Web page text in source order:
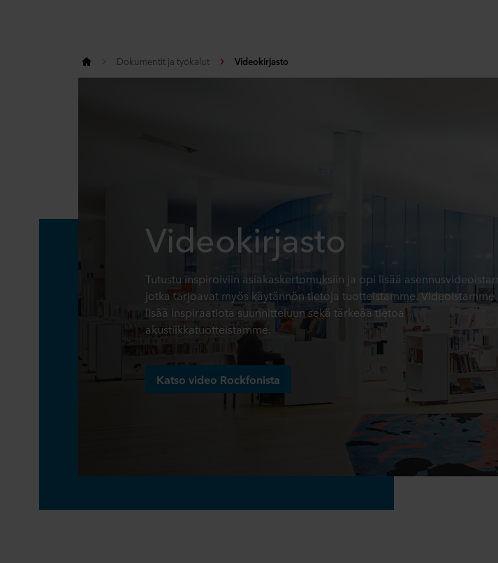
Dokumentit ja työkalut Videokirjasto
Videokirjasto
Tutustu inspiroiviin asiakaskertomuksiin ja opi lisää
jotka tarjoavat myös käytännön tietoja tuotteistamme. Videoistamme
lisää inspiraatiota suunnitteluun sekä tärkeää tietoa
akustiikkatuotteistamme.
Katso video Rockfonista